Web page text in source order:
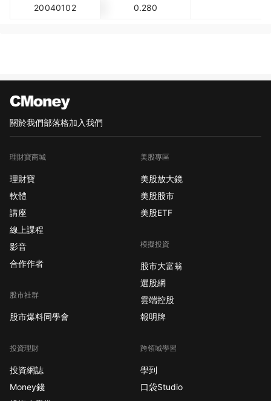
20040102 0.280
關於我們部落格加入我們
理財寶商城
理財寶
軟體
講座
線上課程
影音
合作作者
股市社群
股市爆料同學會
投資理財
投資網誌
Money錢
美股專區
美股放大鏡
美股股市
美股ETF
模擬投資
股市大富翁
選股網
雲端控股
報明牌
跨領域學習
學到
口袋Studio